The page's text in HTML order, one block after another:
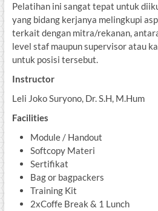
Pelatihan ini sangat tepat untuk
yang bidang kerjanya melingkupi
terkait dengan mitra/rekanan,
level staf maupun supervisor atau
untuk posisi tersebut.
Instructor
Leli Joko Suryono, Dr. S.H, M.Hum
Facilities
Module / Handout
Softcopy Materi
Sertifikat
Bag or bagpackers
Training Kit
2xCoffe Break & 1 Lunch